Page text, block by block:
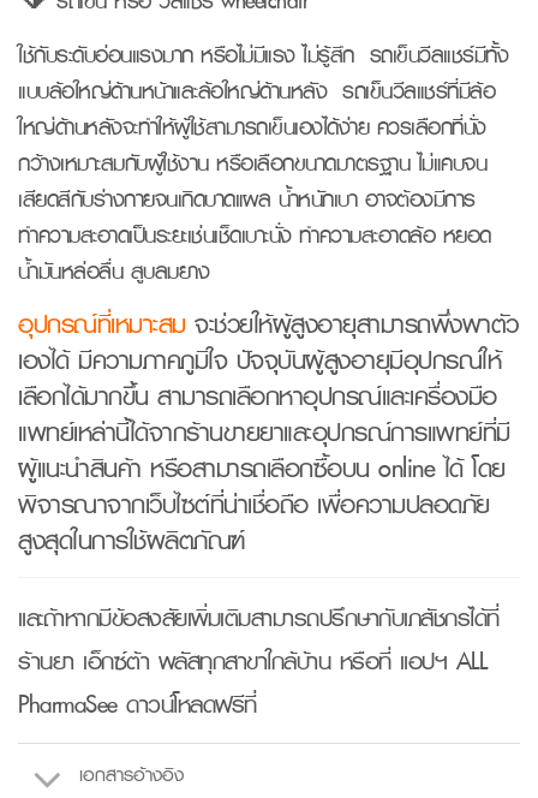
ใช้กับระดับอ่อนแรงมาก หรือไม่มีแรง ไม่รู้สึก รถเข็นวีลแชร์มีทั้ง
แบบล้อใหญ่ด้านหน้าและล้อใหญ่ด้านหลัง รถเข็นวีลแชร์ที่มีล้อ
ใหญ่ด้านหลังจะทำให้ผู้ใช้สามารถเข็นเองได้ง่าย ควรเลือกที่นั่ง
กว้างเหมาะสมกับผู้ใช้งาน หรือเลือกขนาดมาตรฐาน ไม่แคบจน
เสียดสีกับร่างกายจนเกิดบาดแผล น้ำหนักเบา อาจต้องมีการ
ทำความสะอาดเป็นระยะเช่นเช็ดเบาะนั่ง ทำความสะอาดล้อ หยอด
น้ำมันหล่อลื่น สูบลมยาง
อุปกรณ์ที่เหมาะสมจะช่วยให้ผู้สูงอายุสามารถพึ่งพาตัว
เองได้ มีความภาคภูมิใจ ปัจจุบันผู้สูงอายุมีอุปกรณ์ให้
เลือกได้มากขึ้น สามารถเลือกหาอุปกรณ์และเครื่องมือ
แพทย์เหล่านี้ได้จากร้านขายยาและอุปกรณ์การแพทย์ที่มี
ผู้แนะนำสินค้า หรือสามารถเลือกซื้อบน online ได้ โดย
พิจารณาจากเว็บไซต์ที่น่าเชื่อถือ เพื่อความปลอดภัย
สูงสุดในการใช้ผลิตภัณฑ์
และถ้าหากมีข้อสงสัยเพิ่มเติมสามารถปรึกษากับเภสัชกรได้ที่
ร้านยา เอ็กซ์ต้า พลัสทุกสาขาใกล้บ้าน หรือที่ แอปฯ ALL
PharmaSee ดาวน์โหลดฟรีที่
เอกสารอ้างอิง